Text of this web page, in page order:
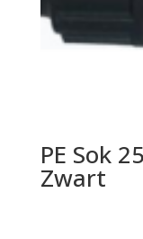
PE Sok
Zwart